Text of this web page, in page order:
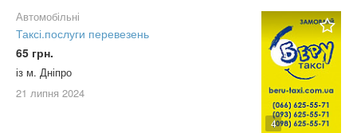
4
Автомобільні
Таксі.послуги перевезень
65 грн.
із м. Дніпро
21 липня 2024